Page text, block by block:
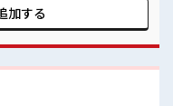
う♪ 一息つける休憩スペー
円ほど)！ いたるところに
働きやす職場です！
加する